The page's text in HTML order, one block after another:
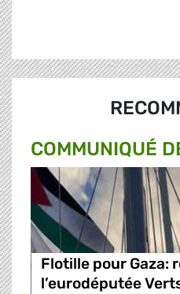
COMMUNIQUÉ
Flotille pour Gaza:
l’eurodéputée